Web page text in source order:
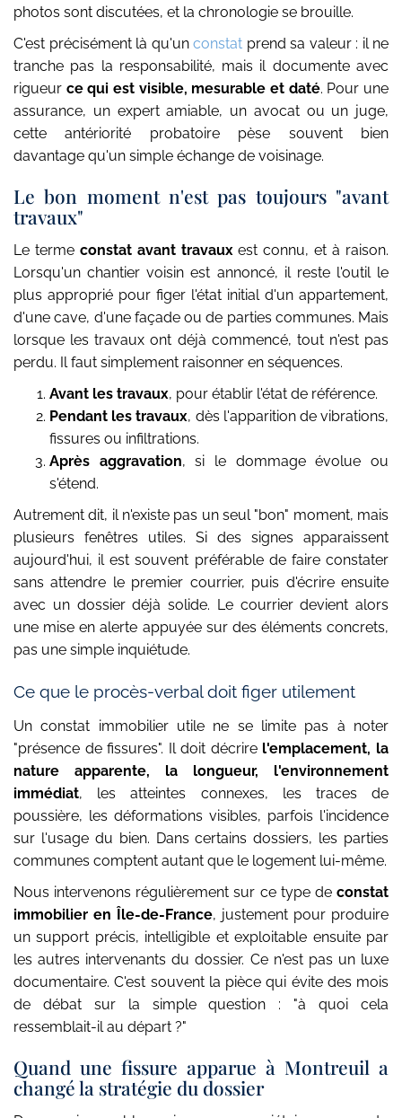
photos sont discutées, et la chronologie se brouille.
C'est précisément là qu'un constat prend sa valeur : il ne
tranche pas la responsabilité, mais il documente avec
rigueur ce qui est visible, mesurable et daté. Pour une
assurance, un expert amiable, un avocat ou un juge,
cette antériorité probatoire pèse souvent bien
davantage qu'un simple échange de voisinage.
Le bon moment n'est pas toujours "avant
travaux"
Le terme constat avant travauxest connu, et à raison.
Lorsqu'un chantier voisin est annoncé, il reste l'outil le
plus approprié pour figer l'état initial d'un appartement,
d'une cave, d'une façade ou de parties communes. Mais
lorsque les travaux ont déjà commencé, tout n'est pas
perdu. Il faut simplement raisonner en séquences.
Avant les travaux, pour établir l'état de référence.
Pendant les travaux, dès l'apparition de vibrations,
fissures ou infiltrations.
Après aggravation, si le dommage évolue ou
s'étend.
Autrement dit, il n'existe pas un seul "bon" moment, mais
plusieurs fenêtres utiles. Si des signes apparaissent
aujourd'hui, il est souvent préférable de faire constater
sans attendre le premier courrier, puis d'écrire ensuite
avec un dossier déjà solide. Le courrier devient alors
une mise en alerte appuyée sur des éléments concrets,
pas une simple inquiétude.
Ce que le procès-verbal doit figer utilement
Un constat immobilier utile ne se limite pas à noter
"présence de fissures". Il doit décrire l'emplacement, la
nature apparente, la longueur, l'environnement
immédiat, les atteintes connexes, les traces de
poussière, les déformations visibles, parfois l'incidence
sur l'usage du bien. Dans certains dossiers, les parties
communes comptent autant que le logement lui-même.
Nous intervenons régulièrement sur ce type de constat
immobilier en Île-de-France, justement pour produire
un support précis, intelligible et exploitable ensuite par
les autres intervenants du dossier. Ce n'est pas un luxe
documentaire. C'est souvent la pièce qui évite des mois
de débat sur la simple question : "à quoi cela
ressemblait-il au départ ?"
Quand une fissure apparue à Montreuil a
changé la stratégie du dossier